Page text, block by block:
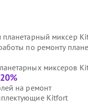
миксер
по ремонту
миксеров
20%
на ремонт
Kitfort